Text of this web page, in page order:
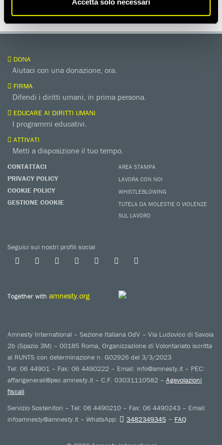
DONA
Aiutaci con una donazione, ora.
FIRMA
Difendi i diritti umani, in prima persona.
EDUCARE AI DIRITTI UMANI
I programmi educativi.
ATTIVATI
Metti a disposizione il tuo tempo.
CONTATTACI
PRIVACY POLICY
COOKIE POLICY
GESTIONE COOKIE
AREA STAMPA
LAVORA CON NOI
WHISTLEBLOWING
TUTELA DA MOLESTIE O VIOLENZE
SUL LAVORO
Seguici sui nostri profili social
Together with amnesty.org
Amnesty International – Sezione Italiana OdV – Via Ludovico di Savoia
2b (Spazio 3M) – 00185 Roma, Organizzazione di Volontariato iscritta
al RUNTS con determinazione n. G02926 del 3/3/2023
Tel: 06 44901 – Fax: 06 4490222 – Email: info@amnesty.it – PEC:
affarigenerali@pec.amnesty.it – C.F. 03031110582 – Agevolazioni
fiscali
Servizio Sostenitori – Tel: 06 4490210 – Fax: 06 4490243 – Email:
infoamnesty@amnesty.it – WhatsApp:
3482349345 – FAQ